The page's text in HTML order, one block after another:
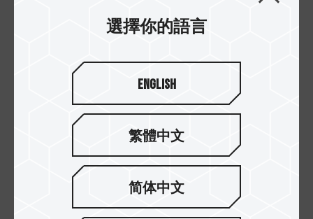
執行程式效能強，迅速流暢
手機記憶卡「Secure Digital 5.1」規範強調適用於
適合 ANDROID™ 智慧型手機和平板電腦，可依 A1
Card 的讀寫速度提升效能，強調隨機讀取效能高達
1500 IOPS(每秒讀寫次數)，隨機寫入效能達 500
IOPS。目的是為讓消費者可快速執行 APP 應用程式
選擇你的語言
English
繁體中文
简体中文